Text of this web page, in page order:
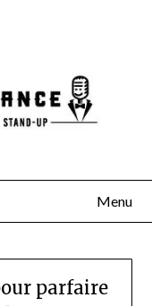
Menu
parfaire